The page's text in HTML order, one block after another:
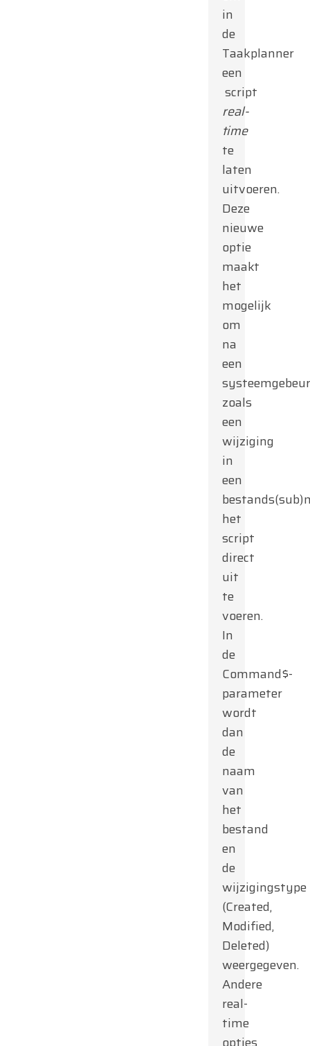
in
de
Taakplanner
een
script
real-
time
te
laten
uitvoeren.
Deze
nieuwe
optie
maakt
het
mogelijk
om
na
een
zoals
een
wijziging
in
een
het
script
direct
uit
te
voeren.
In
de
Command$-
parameter
wordt
dan
de
naam
van
het
bestand
en
de
wijzigingstype
(Created,
Modified,
Deleted)
weergegeven.
Andere
real-
time